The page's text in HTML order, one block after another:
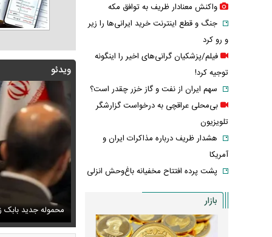
ویدئو
دشمنان می‌دانند چه کسانی را ترور می‌کنند محموله جدید بابک خبر مربوط به محسن رضایی از خروجی یک خبرگزاری اشک و دلتنگی
واکنش معنادار ظریف به توافق مکه
جنگ و قطع اینترنت خرید ایرانی‌ها را زیر
و رو کرد
فیلم/پزشکیان گرانی‌های اخیر را اینگونه
توجیه کرد!
سهم ایران از نفت و گاز خزر چقدر است؟
بی‌محلی عراقچی به درخواست گزارشگر
تلویزیون
هشدار ظریف درباره مذاکرات ایران و
آمریکا
پشت پرده افتتاح مخفیانه باغ‌وحش انزلی
بازار